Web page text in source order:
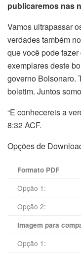
publicaremos nas
Vamos ultrapassar
verdades também
que você pode
exemplares deste
governo Bolsonaro.
boletim. Juntos
“E conhecereis a
8:32 ACF.
Opções de
Formato PDF
Opção 1:
Opção 2:
Imagem para
Opção 1: